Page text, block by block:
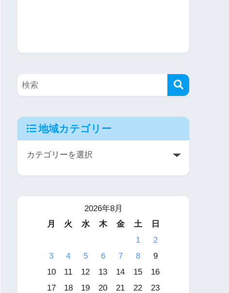
地域カテゴリー
2026年8月
月
火 水 木 金 土
日
1
2
3
4 5 6 7 8
9
10
11 12 13 14 15
16
17
18 19 20 21 22
23